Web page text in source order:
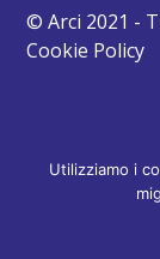
© Arci 2021 -
Cookie Policy
Utilizziamo i